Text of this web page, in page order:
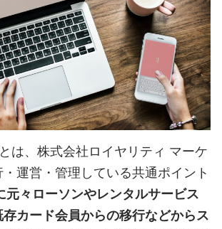
は、株式会社ロイヤリティ マーケ
運営・管理している共通ポイント
元々ローソンやレンタルサービス
カード会員からの移行などからス